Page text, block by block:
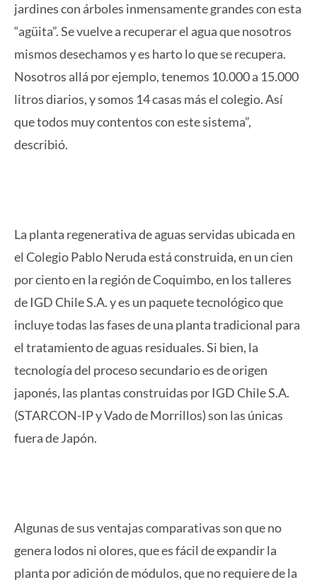
jardines con árboles inmensamente grandes con esta
“agüita”. Se vuelve a recuperar el agua que nosotros
mismos desechamos y es harto lo que se recupera.
Nosotros allá por ejemplo, tenemos 10.000 a 15.000
litros diarios, y somos 14 casas más el colegio. Así
que todos muy contentos con este sistema”,
describió.
La planta regenerativa de aguas servidas ubicada en
el Colegio Pablo Neruda está construida, en un cien
por ciento en la región de Coquimbo, en los talleres
de IGD Chile S.A. y es un paquete tecnológico que
incluye todas las fases de una planta tradicional para
el tratamiento de aguas residuales. Si bien, la
tecnología del proceso secundario es de origen
japonés, las plantas construidas por IGD Chile S.A.
(STARCON-IP y Vado de Morrillos) son las únicas
fuera de Japón.
Algunas de sus ventajas comparativas son que no
genera lodos ni olores, que es fácil de expandir la
planta por adición de módulos, que no requiere de la